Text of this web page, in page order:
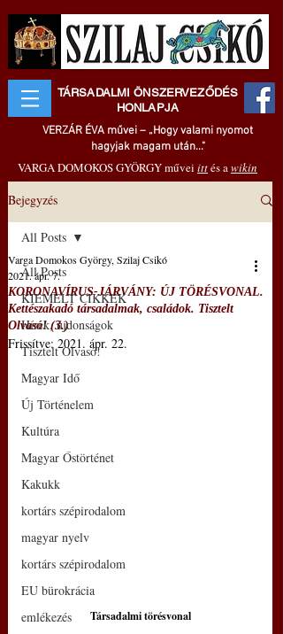
TÁRSADALMI ÖNSZERVEZŐDÉS
HONLAPJA
VERZÁR ÉVA művei – „Hogy valami nyomot
hagyjak magam után..."
VARGA DOMOKOS GYÖRGY művei ittés awikin
Bejegyzés
All Posts
KIEMELT CIKKEK
Hírek, újdonságok
Tisztelt Olvasó!
Magyar Idő
Új Történelem
Kultúra
Magyar Őstörténet
Kakukk
kortárs szépirodalom
magyar nyelv
kortárs szépirodalom
EU bürokrácia
emlékezés
All Posts
KORONAVÍRUS-JÁRVÁNY: ÚJ TÖRÉSVONAL.
Kettészakadó társadalmak, családok. Tisztelt
Olvasó! (3.)
Varga Domokos György, Szilaj Csikó
2021. ápr. 7.
Frissítve: 2021. ápr. 22.
Társadalmi törésvonal